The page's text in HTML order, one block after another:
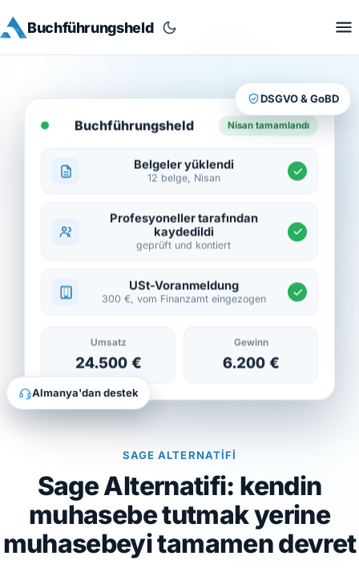
Buchführungsheld
SAGE ALTERNATIFI
Sage Alternatifi: kendin
muhasebe tutmak yerine
muhasebeyi tamamen devret
Buchführungsheld Nisan tamamlandı
Belgeler yüklendi
12 belge, Nisan
Profesyoneller tarafından
kaydedildi
geprüft und kontiert
USt-Voranmeldung
300 €, vom Finanzamt eingezogen
Umsatz
24.500 €
Gewinn
6.200 €
DSGVO & GoBD
Almanya'dan destek